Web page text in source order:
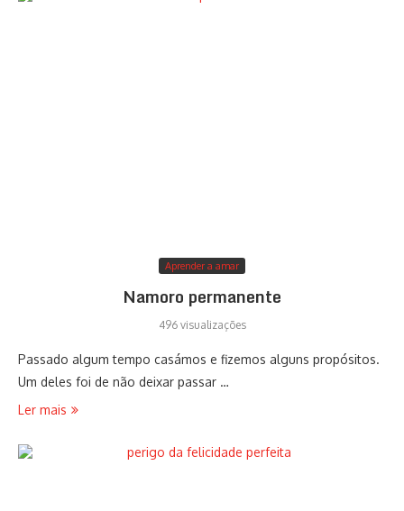
Aprender a amar
Namoro permanente
496 visualizações
Passado algum tempo casámos e fizemos alguns propósitos.
Um deles foi de não deixar passar …
Ler mais